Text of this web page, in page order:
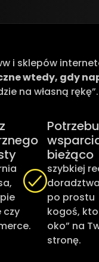
i sklepów
wtedy, gdy
na własną rękę”.
czy
bieżąco
szybkiej
po prostu
kogoś, kto
oko” na
stronę.